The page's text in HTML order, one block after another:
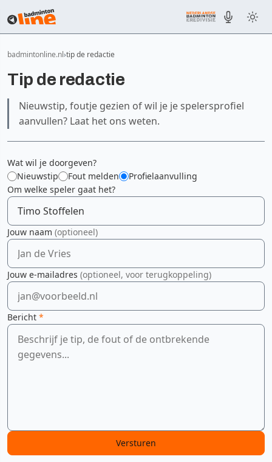
badmintonline.nl tip de redactie
Tip de redactie
Nieuwstip, foutje gezien of wil je je spelersprofiel
aanvullen? Laat het ons weten.
Wat wil je doorgeven?
Nieuwstip
Fout melden
Profielaanvulling
Om welke speler gaat het?
Jouw naam (optioneel)
Jouw e-mailadres (optioneel, voor terugkoppeling)
Bericht *
Versturen